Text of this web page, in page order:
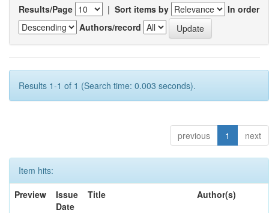
Results/Page | Sort items by
In order
Authors/record
Results 1-1 of 1 (Search time: 0.003 seconds).
previous 1 next
Item hits:
Preview
Issue
Date
Title Author(s)